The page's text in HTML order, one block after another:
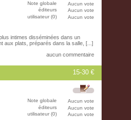
Note globale
Aucun vote
éditeurs
Aucun vote
utilisateur (0)
Aucun vote
intimes disséminées dans un
aux plats, préparés dans la salle, [...]
aucun commentaire
15-30 €
Note globale
Aucun vote
éditeurs
Aucun vote
utilisateur (0)
Aucun vote